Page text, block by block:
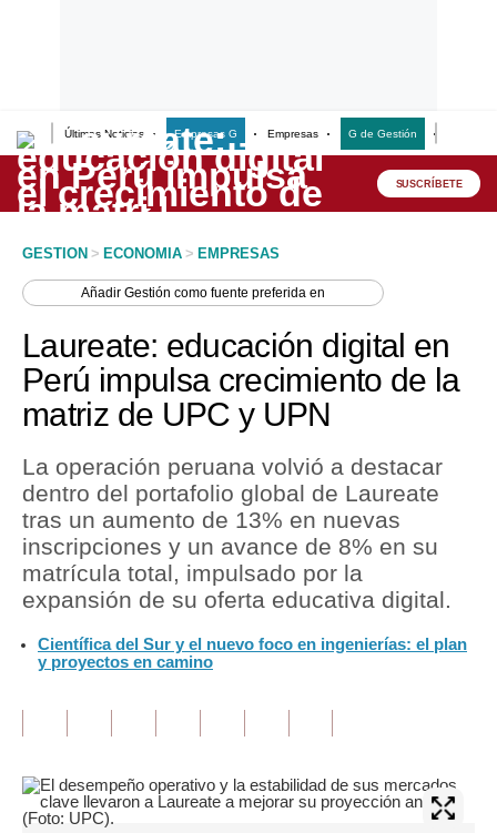
Últimas Noticias Empresas G Empresas G de Gestión
Lo último
Peru Quiosco
Economía
Mercados
Política
Tu Dinero
Finanzas Personales
Plus G
Opinión
Pregunta de hoy
SUSCRÍBETE
GESTION > ECONOMIA > EMPRESAS
AñadirGestión como fuente preferida en
Laureate: educación digital en
Perú impulsa crecimiento de la
matriz de UPC y UPN
La operación peruana volvió a destacar
dentro del portafolio global de Laureate
tras un aumento de 13% en nuevas
inscripciones y un avance de 8% en su
matrícula total, impulsado por la
expansión de su oferta educativa digital.
Científica del Sur y el nuevo foco en ingenierías: el plan
y proyectos en camino